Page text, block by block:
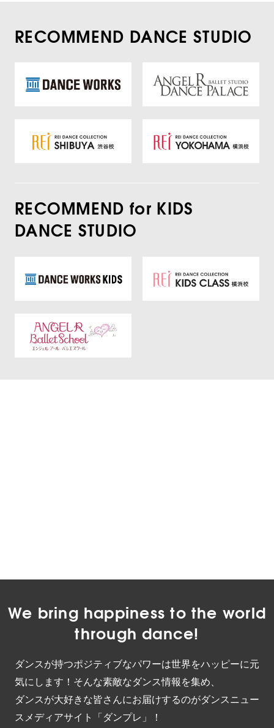
RECOMMEND DANCE STUDIO
RECOMMEND for KIDS
DANCE STUDIO
We bring happiness to the world
through dance!
ダンスが持つポジティブなパワーは世界をハッピーに元
気にします！そんな素敵なダンス情報を集め、
ダンスが大好きな皆さんにお届けするのがダンスニュー
スメディアサイト「ダンプレ」！